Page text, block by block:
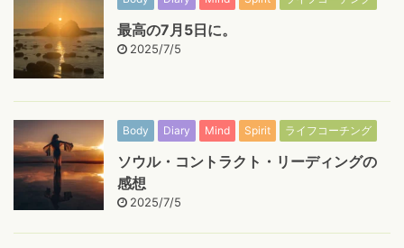
最高の7月5日に。
2025/7/5
Body Diary Mind Spirit ライフコーチング
ソウル・コントラクト・リーディングの
感想
2025/7/5